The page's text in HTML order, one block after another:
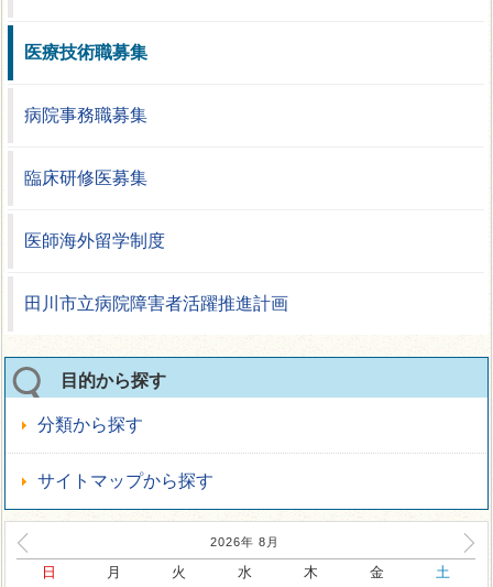
医療技術職募集
病院事務職募集
臨床研修医募集
医師海外留学制度
田川市立病院障害者活躍推進計画
目的から探す
分類から探す
サイトマップから探す
2026年 8 月
日 月 火 水 木 金
土